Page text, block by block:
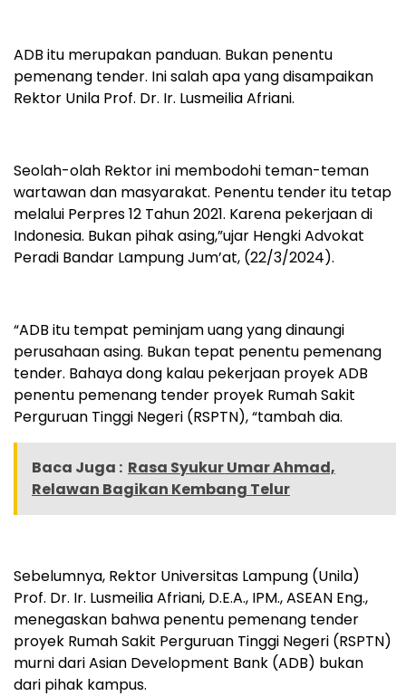
ADB itu merupakan panduan. Bukan penentu
pemenang tender. Ini salah apa yang disampaikan
Rektor Unila Prof. Dr. Ir. Lusmeilia Afriani.
Seolah-olah Rektor ini membodohi teman-teman
wartawan dan masyarakat. Penentu tender itu tetap
melalui Perpres 12 Tahun 2021. Karena pekerjaan di
Indonesia. Bukan pihak asing,”ujar Hengki Advokat
Peradi Bandar LampungJum’at, (22/3/2024).
“ADB itu tempat peminjam uang yang dinaungi
perusahaan asing. Bukan tepat penentu pemenang
tender. Bahaya dong kalau pekerjaan proyek ADB
penentu pemenang tender proyek Rumah Sakit
Perguruan Tinggi Negeri (RSPTN), “tambah dia.
Baca Juga : Rasa Syukur Umar Ahmad,
Relawan Bagikan Kembang Telur
Sebelumnya, Rektor Universitas Lampung (Unila)
Prof. Dr. Ir. Lusmeilia Afriani, D.E.A., IPM., ASEAN Eng.,
menegaskan bahwa penentu pemenang tender
proyek Rumah Sakit Perguruan Tinggi Negeri (RSPTN)
murni dari Asian Development Bank (ADB) bukan
dari pihak kampus.